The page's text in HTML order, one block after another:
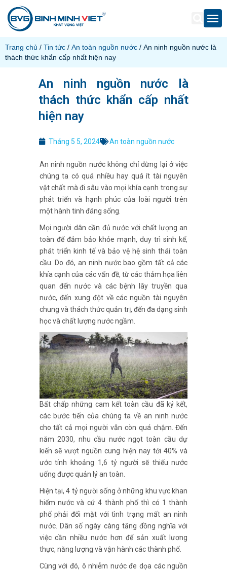
Trang chủ / Tin tức / An toàn nguồn nước / An ninh nguồn nước là
thách thức khẩn cấp nhất hiện nay
An ninh nguồn nước là
thách thức khẩn cấp nhất
hiện nay
Tháng 5 5, 2024 An toàn nguồn nước
An ninh nguồn nước không chỉ dừng lại ở việc
chúng ta có quá nhiều hay quá ít tài nguyên
vật chất mà đi sâu vào mọi khía cạnh trong sự
phát triển và hạnh phúc của loài người trên
một hành tinh đáng sống.
Mọi người dân cần đủ nước với chất lượng an
toàn để đảm bảo khỏe mạnh, duy trì sinh kế,
phát triển kinh tế và bảo vệ hệ sinh thái toàn
cầu. Do đó, an ninh nước bao gồm tất cả các
khía cạnh của các vấn đề, từ các thảm họa liên
quan đến nước và các bệnh lây truyền qua
nước, đến xung đột về các nguồn tài nguyên
chung và thách thức quản trị, đến đa dạng sinh
học và chất lượng nước ngầm.
Bất chấp những cam kết toàn cầu đã ký kết,
các bước tiến của chúng ta về an ninh nước
cho tất cả mọi người vẫn còn quá chậm. Đến
năm 2030, nhu cầu nước ngọt toàn cầu dự
kiến sẽ vượt nguồn cung hiện nay tới 40% và
ước tính khoảng 1,6 tỷ người sẽ thiếu nước
uống được quản lý an toàn.
Hiện tại, 4 tỷ người sống ở những khu vực khan
hiếm nước và cứ 4 thành phố thì có 1 thành
phố phải đối mặt với tình trạng mất an ninh
nước. Dân số ngày càng tăng đồng nghĩa với
việc cần nhiều nước hơn để sản xuất lương
thực, năng lượng và vận hành các thành phố.
Cùng với đó, ô nhiễm nước đe dọa các nguồn